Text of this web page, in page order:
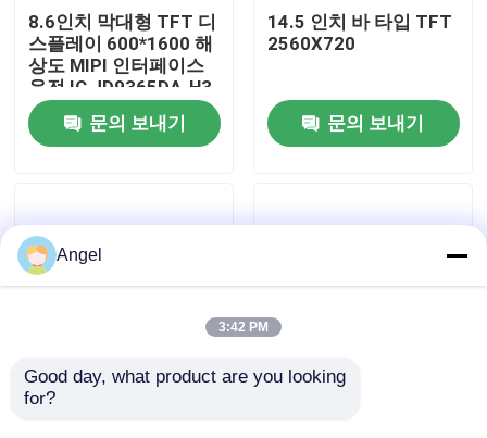
VR 전시회
우리에 대하여
공장 여행
품질 관리
연락주세요
8.6인치 막대형 TFT 디
스플레이 600*1600 해
상도 MIPI 인터페이스
운전 IC JD9365DA-H3
문의 보내기
14.5 인치 바 타입 TFT
2560X720
문의 보내기
1.65인치 바 타입 TFT
Angel
3:42 PM
Good day, what product are you looking
for?